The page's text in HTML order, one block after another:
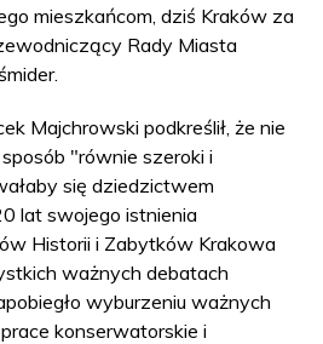
mieszkańcom, dziś Kraków za
Rady Miasta
Majchrowski podkreślił, że nie
"równie szeroki i
się dziedzictwem
lat swojego istnienia
Historii i Zabytków Krakowa
ważnych debatach
wyburzeniu ważnych
konserwatorskie i